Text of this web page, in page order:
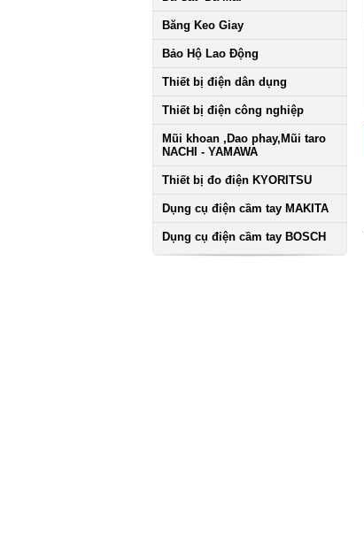
Băng Keo Giay
Bảo Hộ Lao Động
Thiết bị điện dân dụng
Thiết bị điện công nghiệp
Mũi khoan ,Dao phay,Mũi taro
NACHI - YAMAWA
Thiết bị đo điện KYORITSU
Dụng cụ điện cầm tay MAKITA
Dụng cụ điện cầm tay BOSCH